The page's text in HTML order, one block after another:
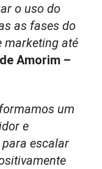
o uso do
as fases do
marketing até
Amorim –
um
e
escalar